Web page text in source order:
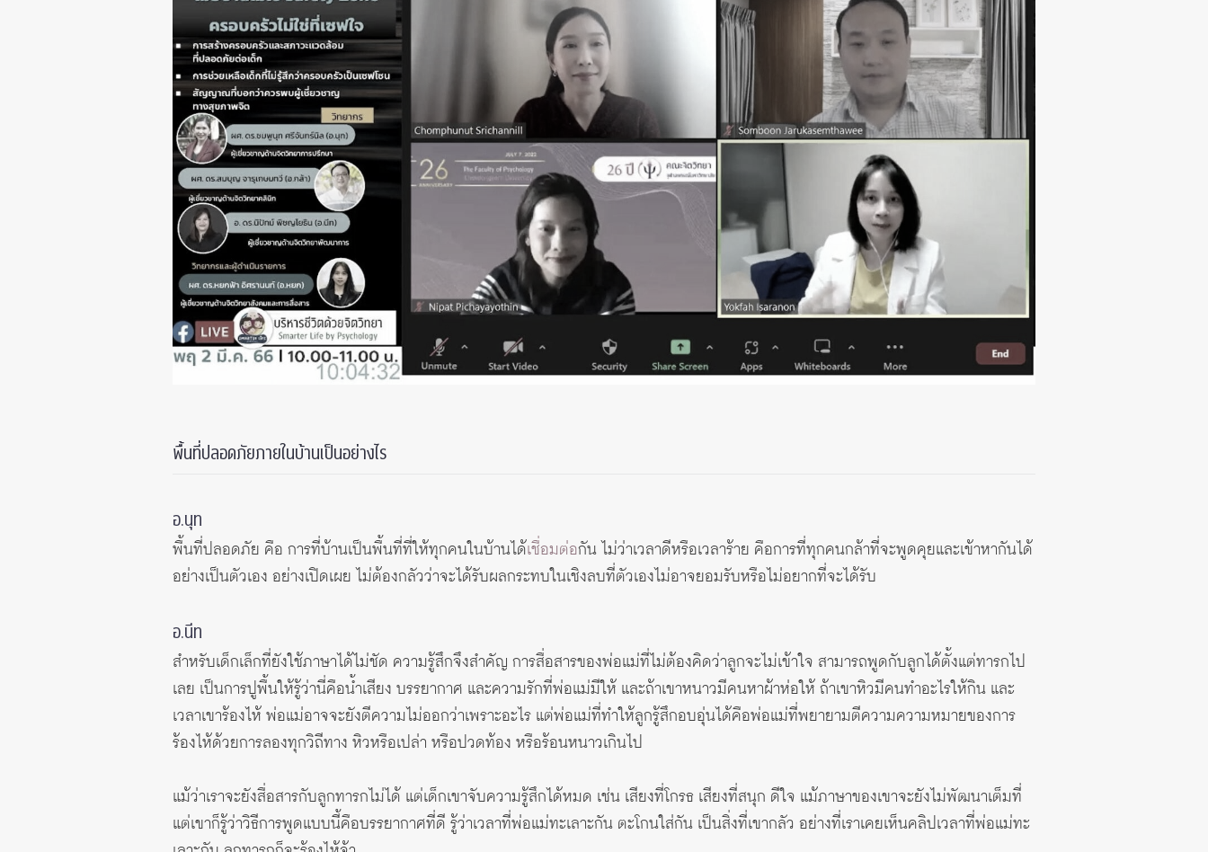
พื้นที่ปลอดภัยภายในบ้านเป็นอย่างไร
อ.นุท
พื้นที่ปลอดภัย คือ การที่บ้านเป็นพื้นที่ที่ให้ทุกคนในบ้านได้เชื่อมต่อกัน ไม่ว่าเวลาดีหรือเวลาร้าย คือการที่ทุกคนกล้าที่จะพูดคุยและเข้าหากันได้
อย่างเป็นตัวเอง อย่างเปิดเผย ไม่ต้องกลัวว่าจะได้รับผลกระทบในเชิงลบที่ตัวเองไม่อาจยอมรับหรือไม่อยากที่จะได้รับ
อ.นีท
สำหรับเด็กเล็กที่ยังใช้ภาษาได้ไม่ชัด ความรู้สึกจึงสำคัญ การสื่อสารของพ่อแม่ที่ไม่ต้องคิดว่าลูกจะไม่เข้าใจ สามารถพูดกับลูกได้ตั้งแต่ทารกไป
เลย เป็นการปูพื้นให้รู้ว่านี่คือน้ำเสียง บรรยากาศ และความรักที่พ่อแม่มีให้ และถ้าเขาหนาวมีคนหาผ้าห่อให้ ถ้าเขาหิวมีคนทำอะไรให้กิน และ
เวลาเขาร้องไห้ พ่อแม่อาจจะยังตีความไม่ออกว่าเพราะอะไร แต่พ่อแม่ที่ทำให้ลูกรู้สึกอบอุ่นได้คือพ่อแม่ที่พยายามตีความความหมายของการ
ร้องไห้ด้วยการลองทุกวิถีทาง หิวหรือเปล่า หรือปวดท้อง หรือร้อนหนาวเกินไป
แม้ว่าเราจะยังสื่อสารกับลูกทารกไม่ได้ แต่เด็กเขาจับความรู้สึกได้หมด เช่น เสียงที่โกรธ เสียงที่สนุก ดีใจ แม้ภาษาของเขาจะยังไม่พัฒนาเต็มที่
แต่เขาก็รู้ว่าวิธีการพูดแบบนี้คือบรรยากาศที่ดี รู้ว่าเวลาที่พ่อแม่ทะเลาะกัน ตะโกนใส่กัน เป็นสิ่งที่เขากลัว อย่างที่เราเคยเห็นคลิปเวลาที่พ่อแม่ทะ